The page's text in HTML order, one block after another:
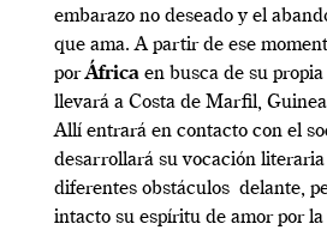
embarazo no deseado y el
que ama. A partir de ese
porÁfrica en busca de su propia
llevará a Costa de Marfil,
Allí entrará en contacto con el
desarrollará su vocación
diferentes obstáculos delante,
intacto su espíritu de amor por la